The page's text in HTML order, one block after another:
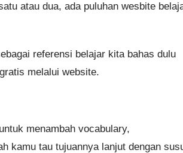
atau dua, ada puluhan wesbite
referensi belajar kita bahas dulu
melalui website.
menambah vocabulary,
kamu tau tujuannya lanjut dengan